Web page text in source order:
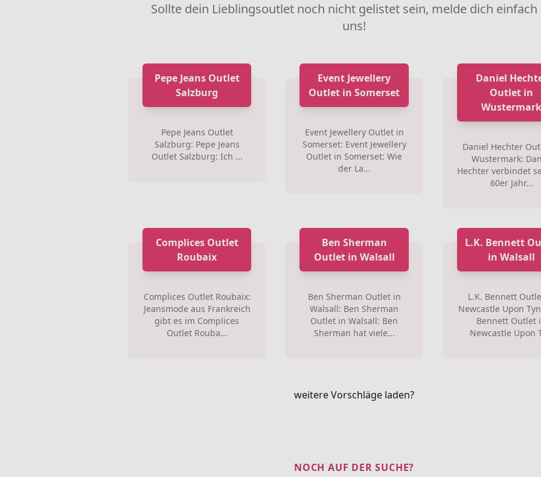
Sollte dein Lieblingsoutlet noch nicht gelistet sein, melde dich einfach
uns!
Pepe Jeans Outlet
Salzburg
Pepe Jeans Outlet
Salzburg: Pepe Jeans
Outlet Salzburg: Ich ...
Event Jewellery
Outlet in Somerset
Event Jewellery Outlet in
Somerset: Event Jewellery
Outlet in Somerset: Wie
der La...
Daniel
Outlet in
Wustermark
Daniel Hechter
Wustermark:
Hechter verbindet
60er Jahr...
Complices Outlet
Roubaix
Complices Outlet Roubaix:
Jeansmode aus Frankreich
gibt es im Complices
Outlet Rouba...
Ben Sherman
Outlet in Walsall
Ben Sherman Outlet in
Walsall: Ben Sherman
Outlet in Walsall: Ben
Sherman hat viele...
L.K. Bennett
in Walsall
L.K. Bennett
Newcastle Upon
Bennett Outlet
Newcastle Upon
weitere Vorschläge laden?
NOCH AUF DER SUCHE?